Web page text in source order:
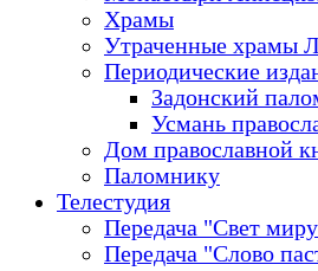
Храмы
Утраченные храмы
Периодические
Задонский
Усмань
Дом православной
Паломнику
Телестудия
Передача "Свет
Передача "Слово